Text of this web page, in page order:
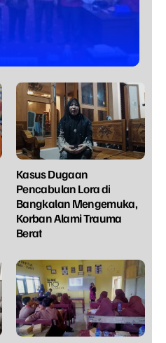
Kasus Dugaan
Pencabulan Lora di
Bangkalan Mengemuka,
Korban Alami Trauma
Berat